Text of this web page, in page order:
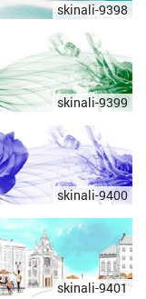
skinali-9398
skinali-9399
skinali-9400
skinali-9401